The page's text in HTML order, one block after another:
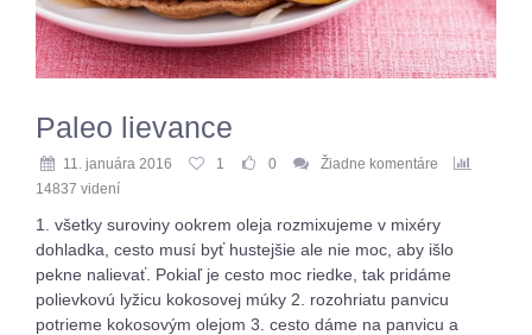
Paleo lievance
11. januára 2016 1 0
Žiadne komentáre
14837 videní
1. všetky suroviny ookrem oleja rozmixujeme v mixéry
dohladka, cesto musí byť hustejšie ale nie moc, aby išlo
pekne nalievať. Pokiaľ je cesto moc riedke, tak pridáme
polievkovú lyžicu kokosovej múky 2. rozohriatu panvicu
potrieme kokosovým olejom 3. cesto dáme na panvicu a